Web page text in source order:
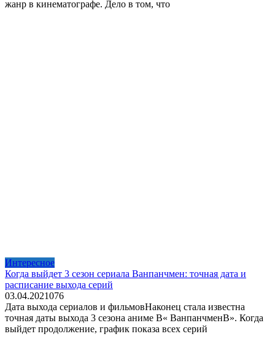
жанр в кинематографе. Дело в том, что
Интересное
Когда выйдет 3 сезон сериала Ванпанчмен: точная дата и
расписание выхода серий
03.04.2021076
Дата выхода сериалов и фильмовНаконец стала известна
точная даты выхода 3 сезона аниме В« ВанпанчменВ». Когда
выйдет продолжение, график показа всех серий